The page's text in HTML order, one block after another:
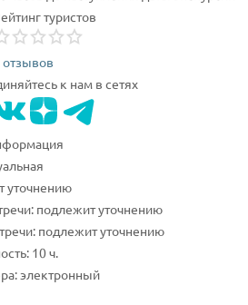
туристов
отзывов
к нам в сетях
уточнению
подлежит уточнению
подлежит уточнению
10 ч.
электронный